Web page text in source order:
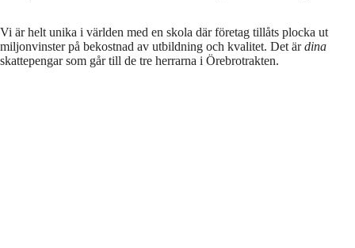
Vi är helt unika i världen med en skola där företag tillåts plocka ut
miljonvinster på bekostnad av utbildning och kvalitet. Det ärdina
skattepengar som går till de tre herrarna i Örebrotrakten.